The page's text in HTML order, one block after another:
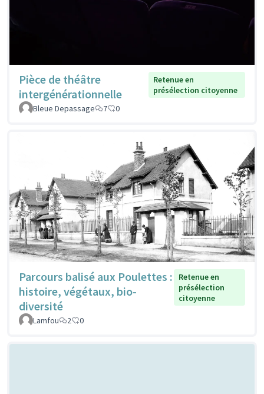
Pièce de théâtre
intergénérationnelle
Retenue en
présélection citoyenne
Bleue Depassage
7 0
Parcours balisé aux Poulettes :
histoire, végétaux, bio-
diversité
Retenue en
présélection
citoyenne
Lamfou 2 0